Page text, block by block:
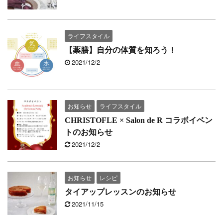
ライフスタイル
【薬膳】自分の体質を知ろう！
2021/12/2
お知らせ
ライフスタイル
CHRISTOFLE × Salon de R コラボイベン
トのお知らせ
2021/12/2
お知らせ
レシピ
タイアップレッスンのお知らせ
2021/11/15